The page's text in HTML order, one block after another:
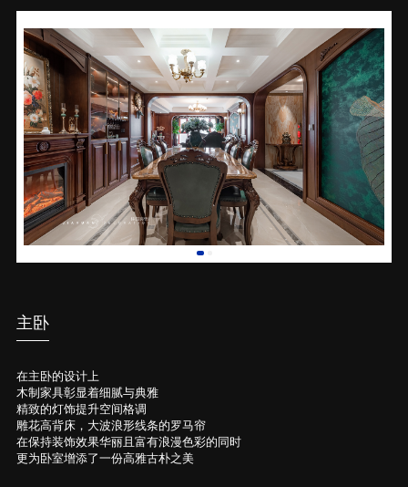
主卧
在主卧的设计上
木制家具彰显着细腻与典雅
精致的灯饰提升空间格调
雕花高背床，大波浪形线条的罗马帘
在保持装饰效果华丽且富有浪漫色彩的同时
更为卧室增添了一份高雅古朴之美